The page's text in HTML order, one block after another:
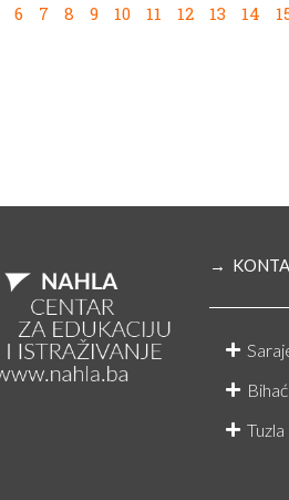
6 7 8 9 10 11 12 13 14
→
Bihać
Tuzla